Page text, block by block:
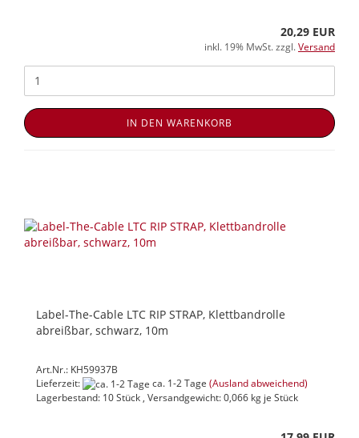
20,29 EUR
inkl. 19% MwSt. zzgl.Versand
IN DEN WARENKORB
Label-The-Cable LTC RIP STRAP, Klettbandrolle
abreißbar, schwarz, 10m
Art.Nr.: KH59937B
Lieferzeit:
ca. 1-2 Tage (Ausland abweichend)
Lagerbestand: 10 Stück , Versandgewicht:0,066 kg je Stück